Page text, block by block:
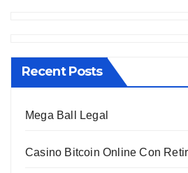
Recent Posts
Mega Ball Legal
Casino Bitcoin Online Con